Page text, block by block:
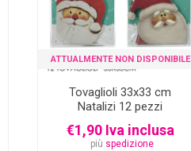
ATTUALMENTE NON DISPONIBILE
Tovaglioli 33x33 cm
Natalizi 12 pezzi
€1,90 Iva inclusa
più spedizione